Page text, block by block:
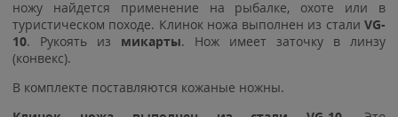
ножу найдется применение на рыбалке, охоте или в
туристическом походе. Клинок ножа выполнен из стали VG-
10. Рукоять из микарты. Нож имеет заточку в линзу
(конвекс).
В комплекте поставляются кожаные ножны.